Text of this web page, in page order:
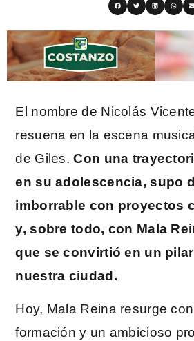
El nombre de Nicolás
resuena en la escena
de Giles.Con una
en su adolescencia, supo
imborrable con proyectos
y, sobre todo, con Mala
que se convirtió en un
nuestra ciudad.
Hoy, Mala Reina resurge
formación y un ambicioso